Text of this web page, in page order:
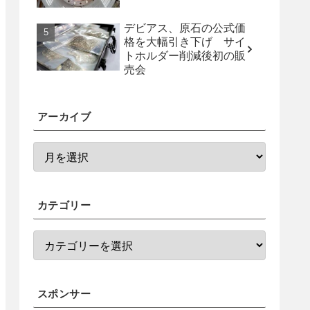
デビアス、原石の公式価
格を大幅引き下げ サイ
トホルダー削減後初の販
売会
アーカイブ
カテゴリー
スポンサー